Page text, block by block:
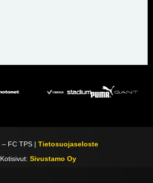
– FC TPS |Tietosuojaseloste
Kotisivut: Sivustamo Oy